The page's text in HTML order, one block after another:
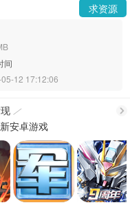
求资源
间
12 17:12:06
更
安卓游戏